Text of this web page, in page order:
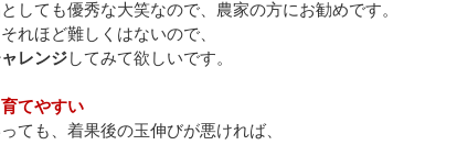
しても優秀な大笑なので、農家の方にお勧めです。
れほど難しくはないので、
レンジしてみて欲しいです。
てやすい
ても、着果後の玉伸びが悪ければ、